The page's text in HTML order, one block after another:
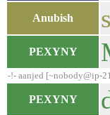
Anubish
PEXYNY
-!- aanjed [~nobody@ip-
PEXYNY